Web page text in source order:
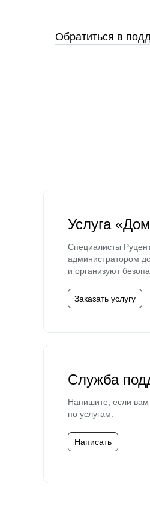
Обратиться в
Услуга
Специалисты
администратором
и организуют
Заказать услугу
Служба
Напишите, если
по услугам.
Написать